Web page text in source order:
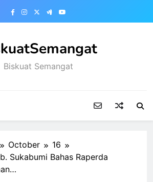
Biskuat Semangat
October
16
Sukabumi Bahas Raperda